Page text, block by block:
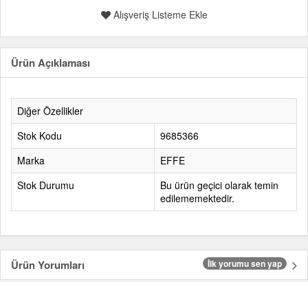
Alışveriş Listeme Ekle
Ürün Açıklaması
Diğer Özellikler
Stok Kodu
9685366
Marka
EFFE
Stok Durumu
Bu ürün geçici olarak temin
edilememektedir.
Ürün Yorumları İlk yorumu sen yap